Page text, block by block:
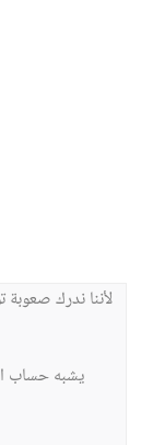
لأننا ندرك
يشبه حساب